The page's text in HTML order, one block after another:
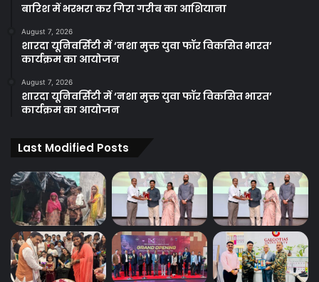
बारिश में भरभरा कर गिरा गरीब का आशियाना
August 7, 2026
शारदा यूनिवर्सिटी में ‘नशा मुक्त युवा फॉर विकसित भारत’
कार्यक्रम का आयोजन
August 7, 2026
शारदा यूनिवर्सिटी में ‘नशा मुक्त युवा फॉर विकसित भारत’
कार्यक्रम का आयोजन
Last Modified Posts